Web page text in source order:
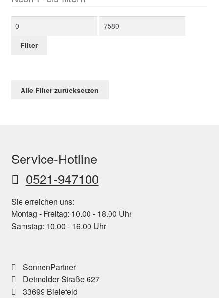
Preis
Preis
Filter
Alle Filter zurücksetzen
Service-Hotline
0521-947100
Sie erreichen uns:
Montag - Freitag: 10.00 - 18.00 Uhr
Samstag: 10.00 - 16.00 Uhr
SonnenPartner
Detmolder Straße 627
33699 Bielefeld